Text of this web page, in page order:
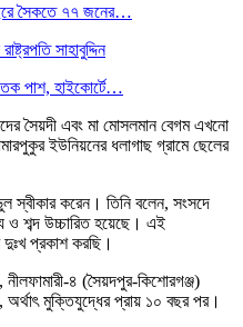
সৈকতে ৭৭ জনের…
সাহাবুদ্দিন
পাশ, হাইকোর্টে…
সৈয়দী এবং মা মোসলমান বেগম এখনো
ইউনিয়নের ধলাগাছ গ্রামে ছেলের
স্বীকার করেন। তিনি বলেন, সংসদে
শব্দ উচ্চারিত হয়েছে। এই
প্রকাশ করছি।
নীলফামারী-৪ (সৈয়দপুর-কিশোরগঞ্জ)
মুক্তিযুদ্ধের প্রায় ১০ বছর পর।